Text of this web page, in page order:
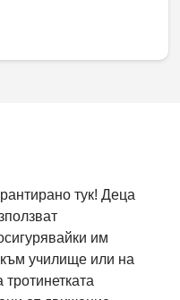
тук! Деца
им
училище или на
тротинетката